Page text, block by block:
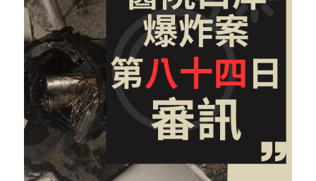
反華推手你要知
反華推手懶人包
民主派騙案十式
反華推手起底
美西霸凌內幕
美西極權主義
KOL 專欄
林淑芳專欄
屈穎妍專欄
朱庭萱專欄
莫綺琪專欄
絕密法庭檔案
醫院口岸爆炸案
屠龍小隊案
黎智英案審訊
生活
吃喝玩指南
關於我們